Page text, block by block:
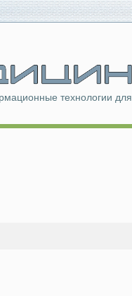
технологии